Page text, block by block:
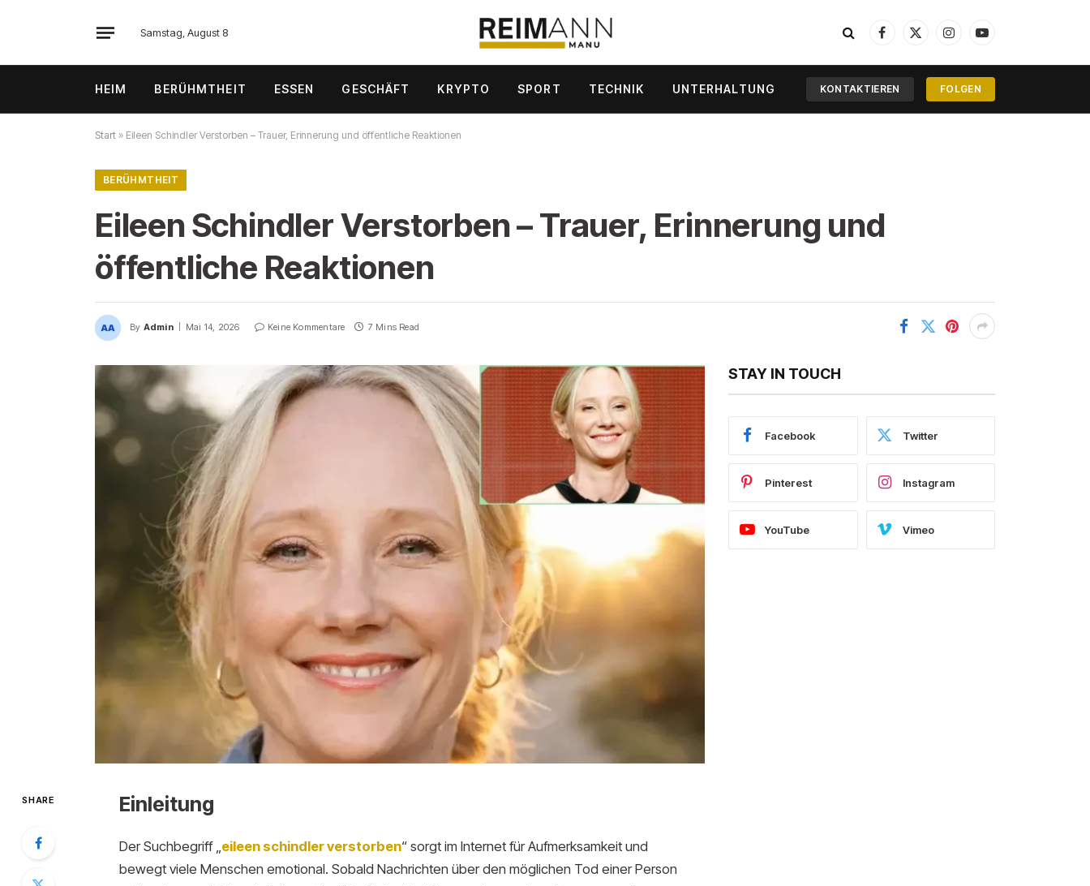
Samstag, August 8
Facebook
X
InstagramYouTube
HEIM BERÜHMTHEIT ESSEN GESCHÄFT KRYPTO SPORT TECHNIK UNTERHALTUNG KONTAKTIEREN FOLGEN
Start » Eileen Schindler Verstorben – Trauer, Erinnerung und öffentliche Reaktionen
BERÜHMTHEIT
Eileen Schindler Verstorben – Trauer, Erinnerung und
öffentliche Reaktionen
By Admin Mai 14, 2026 Keine Kommentare 7 Mins Read
SHARE Einleitung
Der Suchbegriff „eileen schindler verstorben“ sorgt im Internet für Aufmerksamkeit und
bewegt viele Menschen emotional. Sobald Nachrichten über den möglichen Tod einer Person
STAY IN TOUCH
Facebook Twitter
Pinterest Instagram
YouTube Vimeo